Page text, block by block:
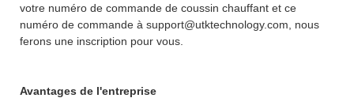
votre numéro de commande de coussin chauffant et ce
numéro de commande à support@utktechnology.com, nous
ferons une inscription pour vous.
Avantages de l'entreprise